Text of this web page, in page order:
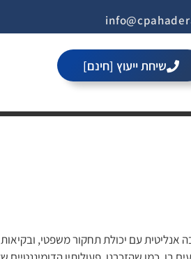
שיחת ייעוץ [חינם]
אנליטית עם יכולת תחקור משפטי, ובקיאות